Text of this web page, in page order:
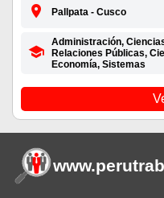
Pallpata - Cusco
Administración,
Relaciones Públicas,
Economía, Sistemas